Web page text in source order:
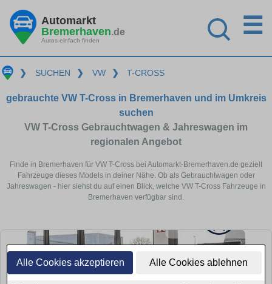
Alle Cookies akzeptieren Alle Cookies ablehnen
Automarkt
Bremerhaven.de
Autos einfach finden
☰
❯ SUCHEN ❯ VW ❯ T-CROSS
gebrauchte VW T-Cross in Bremerhaven und im Umkreis
suchen
VW T-Cross Gebrauchtwagen & Jahreswagen im
regionalen Angebot
Finde in Bremerhaven für VW T-Cross bei Automarkt-Bremerhaven.de gezielt
Fahrzeuge dieses Models in deiner Nähe. Ob als Gebrauchtwagen oder
Jahreswagen - hier siehst du auf einen Blick, welche VW T-Cross Fahrzeuge in
Bremerhaven verfügbar sind.